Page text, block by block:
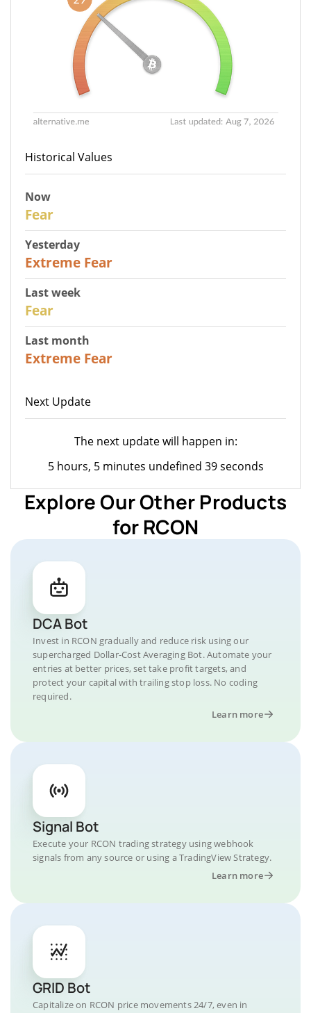
Historical Values
Now
Fear
Yesterday
Extreme Fear
Last week
Fear
Last month
Extreme Fear
Next Update
The next update will happen in:
5 hours, 5 minutes undefined 39 seconds
Explore Our Other Products
for RCON
DCA Bot
Invest in RCON gradually and reduce risk using our
supercharged Dollar-Cost Averaging Bot. Automate your
entries at better prices, set take profit targets, and
protect your capital with trailing stop loss. No coding
required.
Learn more
Signal Bot
Execute your RCON trading strategy using webhook
signals from any source or using a TradingView Strategy.
Learn more
GRID Bot
Capitalize on RCON price movements 24/7, even in